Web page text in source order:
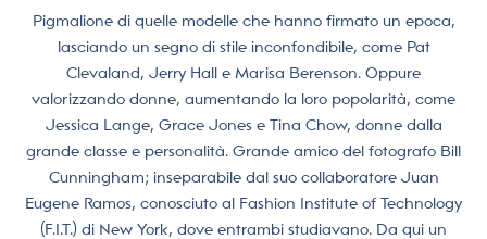
Pigmalione di quelle modelle che hanno firmato un epoca,
lasciando un segno di stile inconfondibile, come Pat
Clevaland, Jerry Hall e Marisa Berenson. Oppure
valorizzando donne, aumentando la loro popolarità, come
Jessica Lange, Grace Jones e Tina Chow, donne dalla
grande classe e personalità. Grande amico del fotografo Bill
Cunningham; inseparabile dal suo collaboratore Juan
Eugene Ramos, conosciuto al Fashion Institute of Technology
(F.I.T.) di New York, dove entrambi studiavano. Da qui un